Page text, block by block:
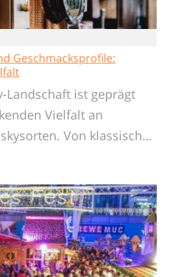
Geschmacksprofile:
Landschaft ist geprägt
Vielfalt an
Von klassisch…